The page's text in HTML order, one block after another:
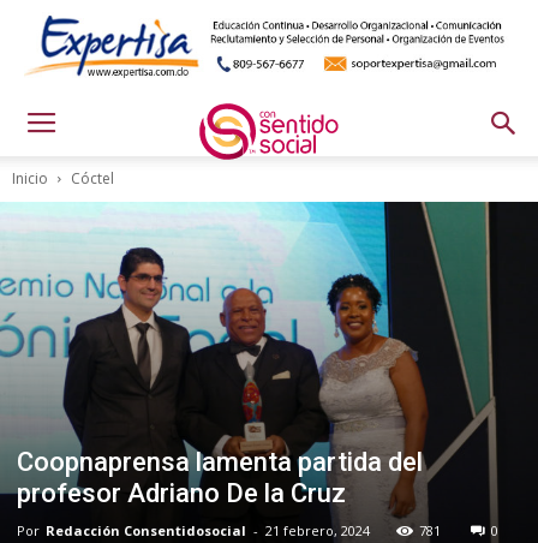
Inicio Cóctel
Coopnaprensa lamenta partida del
profesor Adriano De la Cruz
Por Redacción Consentidosocial - 21 febrero, 2024 781 0